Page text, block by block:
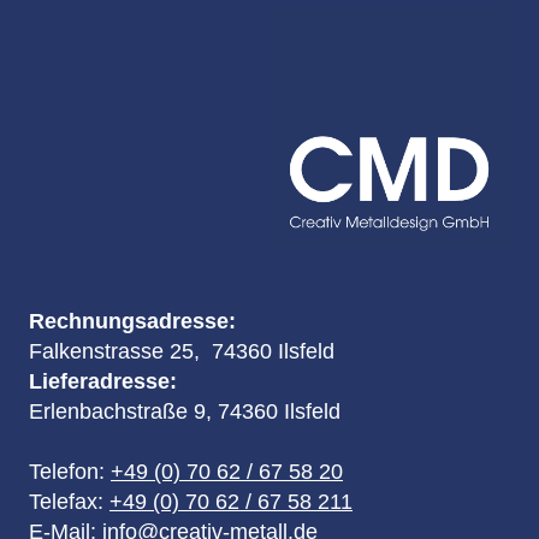
Rechnungsadresse:
Falkenstrasse 25, 74360 Ilsfeld
Lieferadresse:
Erlenbachstraße 9, 74360 Ilsfeld
Telefon: +49 (0) 70 62 / 67 58 20
Telefax: +49 (0) 70 62 / 67 58 211
E-Mail: info@creativ-metall.de